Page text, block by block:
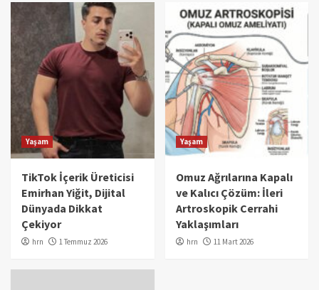
Yaşam
TikTok İçerik Üreticisi
Emirhan Yiğit, Dijital
Dünyada Dikkat
Çekiyor
hrn 1 Temmuz 2026
Yaşam
Omuz Ağrılarına Kapalı
ve Kalıcı Çözüm: İleri
Artroskopik Cerrahi
Yaklaşımları
hrn 11 Mart 2026